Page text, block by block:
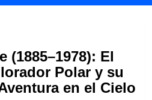
(1885–1978): El
Polar y su
en el Cielo